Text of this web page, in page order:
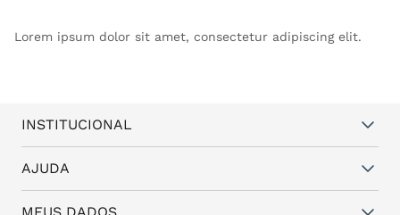
Lorem ipsum dolor sit amet, consectetur adipiscing elit.
INSTITUCIONAL
Quem somos
Vantagens
Política de Trocas e Garantia
AJUDA
Dúvidas frequentes
MEUS DADOS